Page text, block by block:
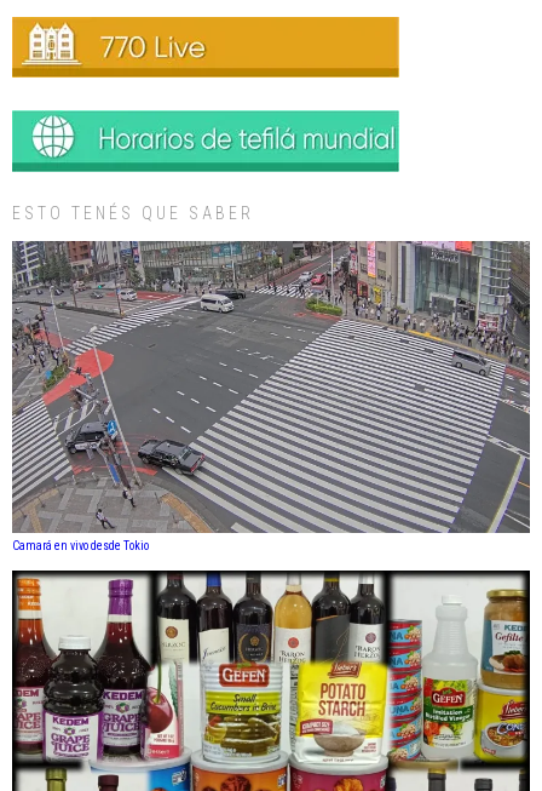
ESTO TENÉS QUE SABER
Camará en vivo desde Tokio